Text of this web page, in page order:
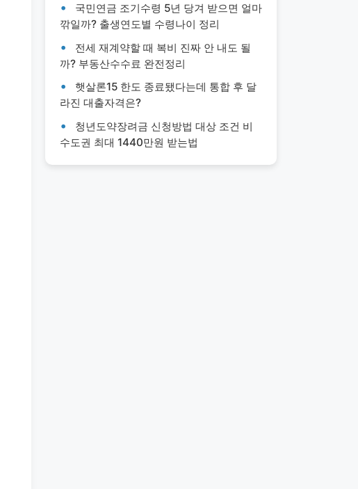
국민연금 조기수령 5년 당겨 받으면 얼마
깎일까? 출생연도별 수령나이 정리
전세 재계약할 때 복비 진짜 안 내도 될
까? 부동산수수료 완전정리
햇살론15 한도 종료됐다는데 통합 후 달
라진 대출자격은?
청년도약장려금 신청방법 대상 조건 비
수도권 최대 1440만원 받는법